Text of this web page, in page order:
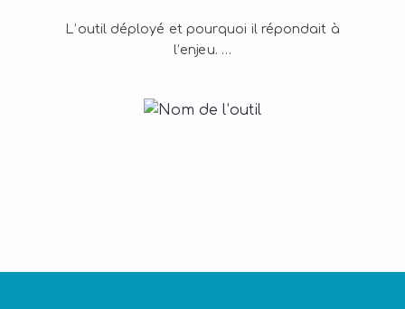
L’outil déployé et pourquoi il répondait à
l’enjeu. …